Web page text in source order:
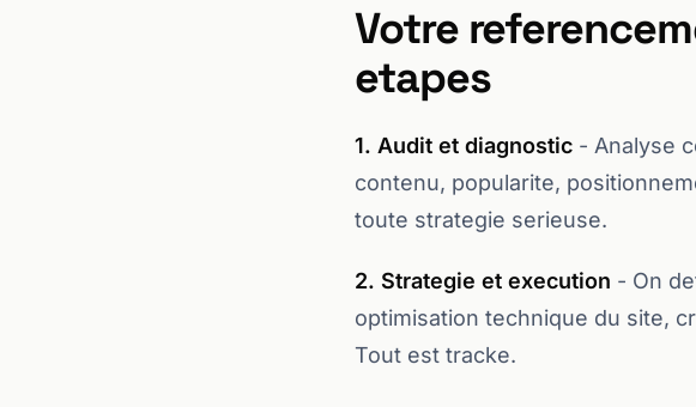
Votre
etapes
1. Audit et diagnostic - Analyse
contenu, popularite,
toute strategie serieuse.
2. Strategie et execution - On
optimisation technique du site,
Tout est tracke.